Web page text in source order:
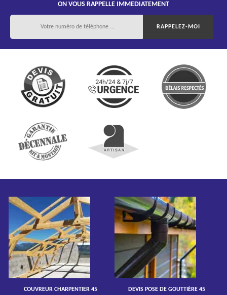
ON VOUS RAPPELLE IMMEDIATEMENT
COUVREUR CHARPENTIER 45 DEVIS POSE DE GOUTTIÈRE 45